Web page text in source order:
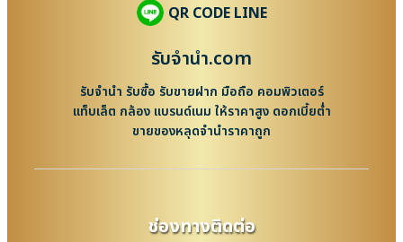
QR CODE LINE
รับจํานํา.com
รับจำนำ รับซื้อ รับขายฝาก มือถือ คอมพิวเตอร์
แท็บเล็ต กล้อง แบรนด์เนม ให้ราคาสูง ดอกเบี้ยต่ำ
ขายของหลุดจำนำราคาถูก
ช่องทางติดต่อ